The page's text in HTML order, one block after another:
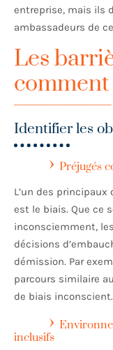
entreprise, mais ils
ambassadeurs de
Les
Identifier les
Préjugés
L’un des
est le biais. Que ce
inconsciemment,
décisions
démission. Par
parcours similaire
de biais inconscient.
inclusifs